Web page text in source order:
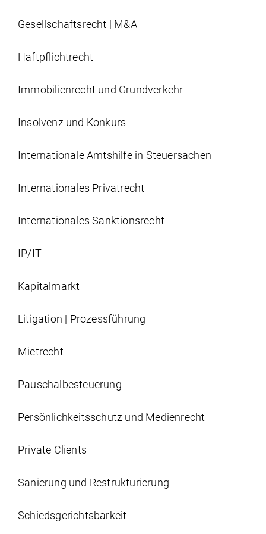
Gesellschaftsrecht | M&A
Haftpflichtrecht
Immobilien­recht und Grundverkehr
Insolvenz und Konkurs
Internationale Amtshilfe in Steuersachen
Internationales Privatrecht
Internationales Sanktionsrecht
IP/IT
Kapitalmarkt
Litigation | Prozessführung
Mietrecht
Pauschalbesteuerung
Persönlichkeits­schutz und Medienrecht
Private Clients
Sanierung und Restrukturierung
Schiedsgerichtsbarkeit